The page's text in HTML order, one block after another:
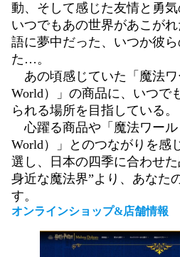
動、そして感じた友情と勇気
いつでもあの世界があこが
語に夢中だった、いつか彼
た…。
あの頃感じていた「魔法ワ
World）」の商品に、いつで
られる場所を目指している。
心躍る商品や「魔法ワール
World）」とのつながりを感
選し、日本の四季に合わせ
身近な魔法界”より、あなた
す。
オンラインショップ&店舗情報